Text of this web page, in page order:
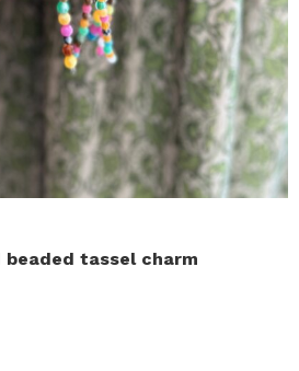
beaded tassel charm